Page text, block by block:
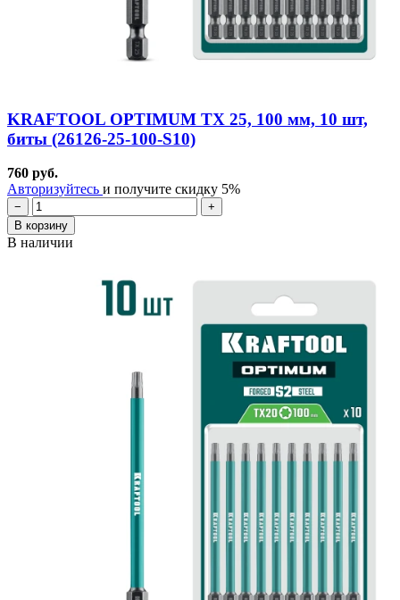
KRAFTOOL OPTIMUM TX 25, 100 мм, 10 шт,
биты (26126-25-100-S10)
760 руб.
Авторизуйтесь и получите скидку 5%
−
+
В корзину
В наличии